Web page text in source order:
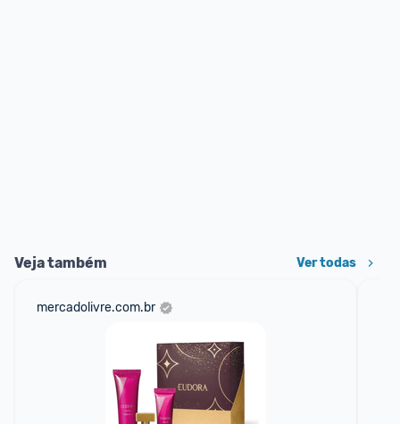
Veja também Ver todas
mercadolivre.com.br